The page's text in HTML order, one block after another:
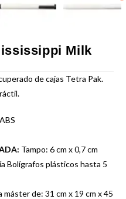
Milk
de cajas Tetra Pak.
Tampo: 6 cm x 0,7 cm
Bolígrafos plásticos hasta 5
máster de: 31 cm x 19 cm x 45